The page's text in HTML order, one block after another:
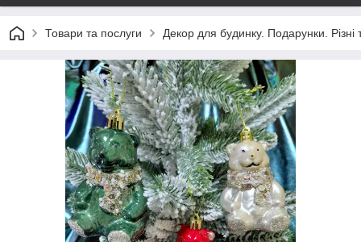
Товари та послуги Декор для будинку. Подарунки.